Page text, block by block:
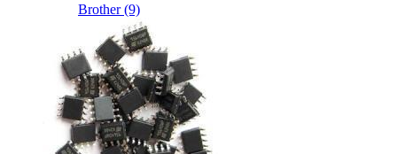
Brother (9)